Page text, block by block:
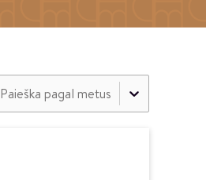
Paieška pagal metus